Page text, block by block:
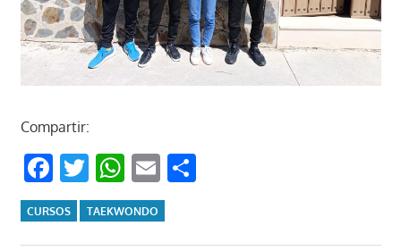
Compartir:
Facebook
Twitter
WhatsApp
EmailCompartir
CURSOS TAEKWONDO